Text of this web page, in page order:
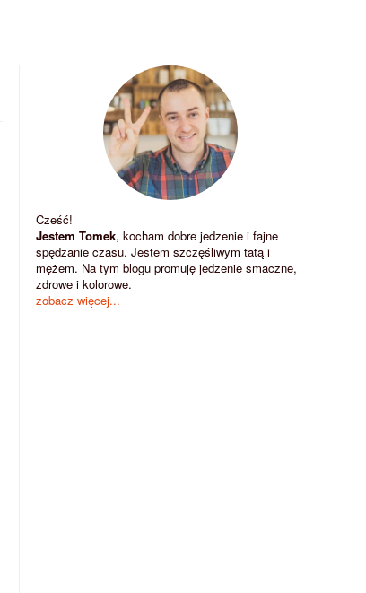
Cześć!
Jestem Tomek, kocham dobre jedzenie i fajne
spędzanie czasu. Jestem szczęśliwym tatą i
mężem. Na tym blogu promuję jedzenie smaczne,
zdrowe i kolorowe.
zobacz więcej...